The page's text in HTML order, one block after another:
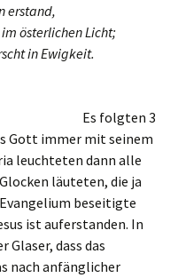
erstand,
österlichen Licht;
in Ewigkeit.
Es folgten 3
Gott immer mit seinem
leuchteten dann alle
läuteten, die ja
beseitigte
ist auferstanden. In
dass das
nach anfänglicher